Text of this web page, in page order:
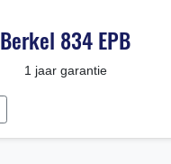
Berkel 834 EPB
1 jaar garantie